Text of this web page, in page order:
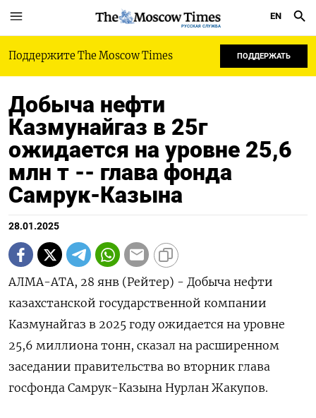
РУССКАЯ СЛУЖБА
EN
Поддержите The Moscow Times ПОДДЕРЖАТЬ
Добыча нефти
Казмунайгаз в 25г
ожидается на уровне 25,6
млн т -- глава фонда
Самрук-Казына
28.01.2025
АЛМА-АТА, 28 янв (Рейтер) - Добыча нефти
казахстанской государственной компании
Казмунайгаз в 2025 году ожидается на уровне
25,6 миллиона тонн, сказал на расширенном
заседании правительства во вторник глава
госфонда Самрук-Казына Нурлан Жакупов.